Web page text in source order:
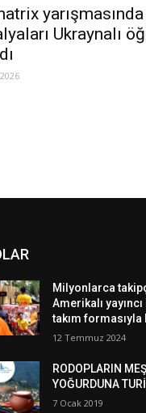
yarışmasında
Ukraynalı
Milyonlarca
Amerikalı
takım formasıyla
12 Temmuz 2024
RODOPLARIN
YOĞURDUNA
7 Ocak 2019